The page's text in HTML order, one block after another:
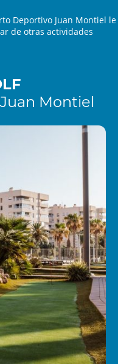
Deportivo Juan Montiel le
de otras actividades
Montiel